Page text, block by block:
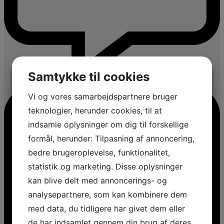
Samtykke til cookies
Vi og vores samarbejdspartnere bruger
teknologier, herunder cookies, til at
indsamle oplysninger om dig til forskellige
formål, herunder: Tilpasning af annoncering,
bedre brugeroplevelse, funktionalitet,
statistik og marketing. Disse oplysninger
kan blive delt med annoncerings- og
analysepartnere, som kan kombinere dem
med data, du tidligere har givet dem eller